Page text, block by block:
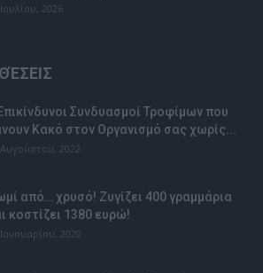
2026
Συνδυασμοί Τροφίμων που
Κακό στον Οργανισμό σας χωρίς...
Αυγούστου, 2022
από… χρυσό! Ζυγίζει 400 γραμμάρια
κοστίζει 1380 ευρώ!
2020